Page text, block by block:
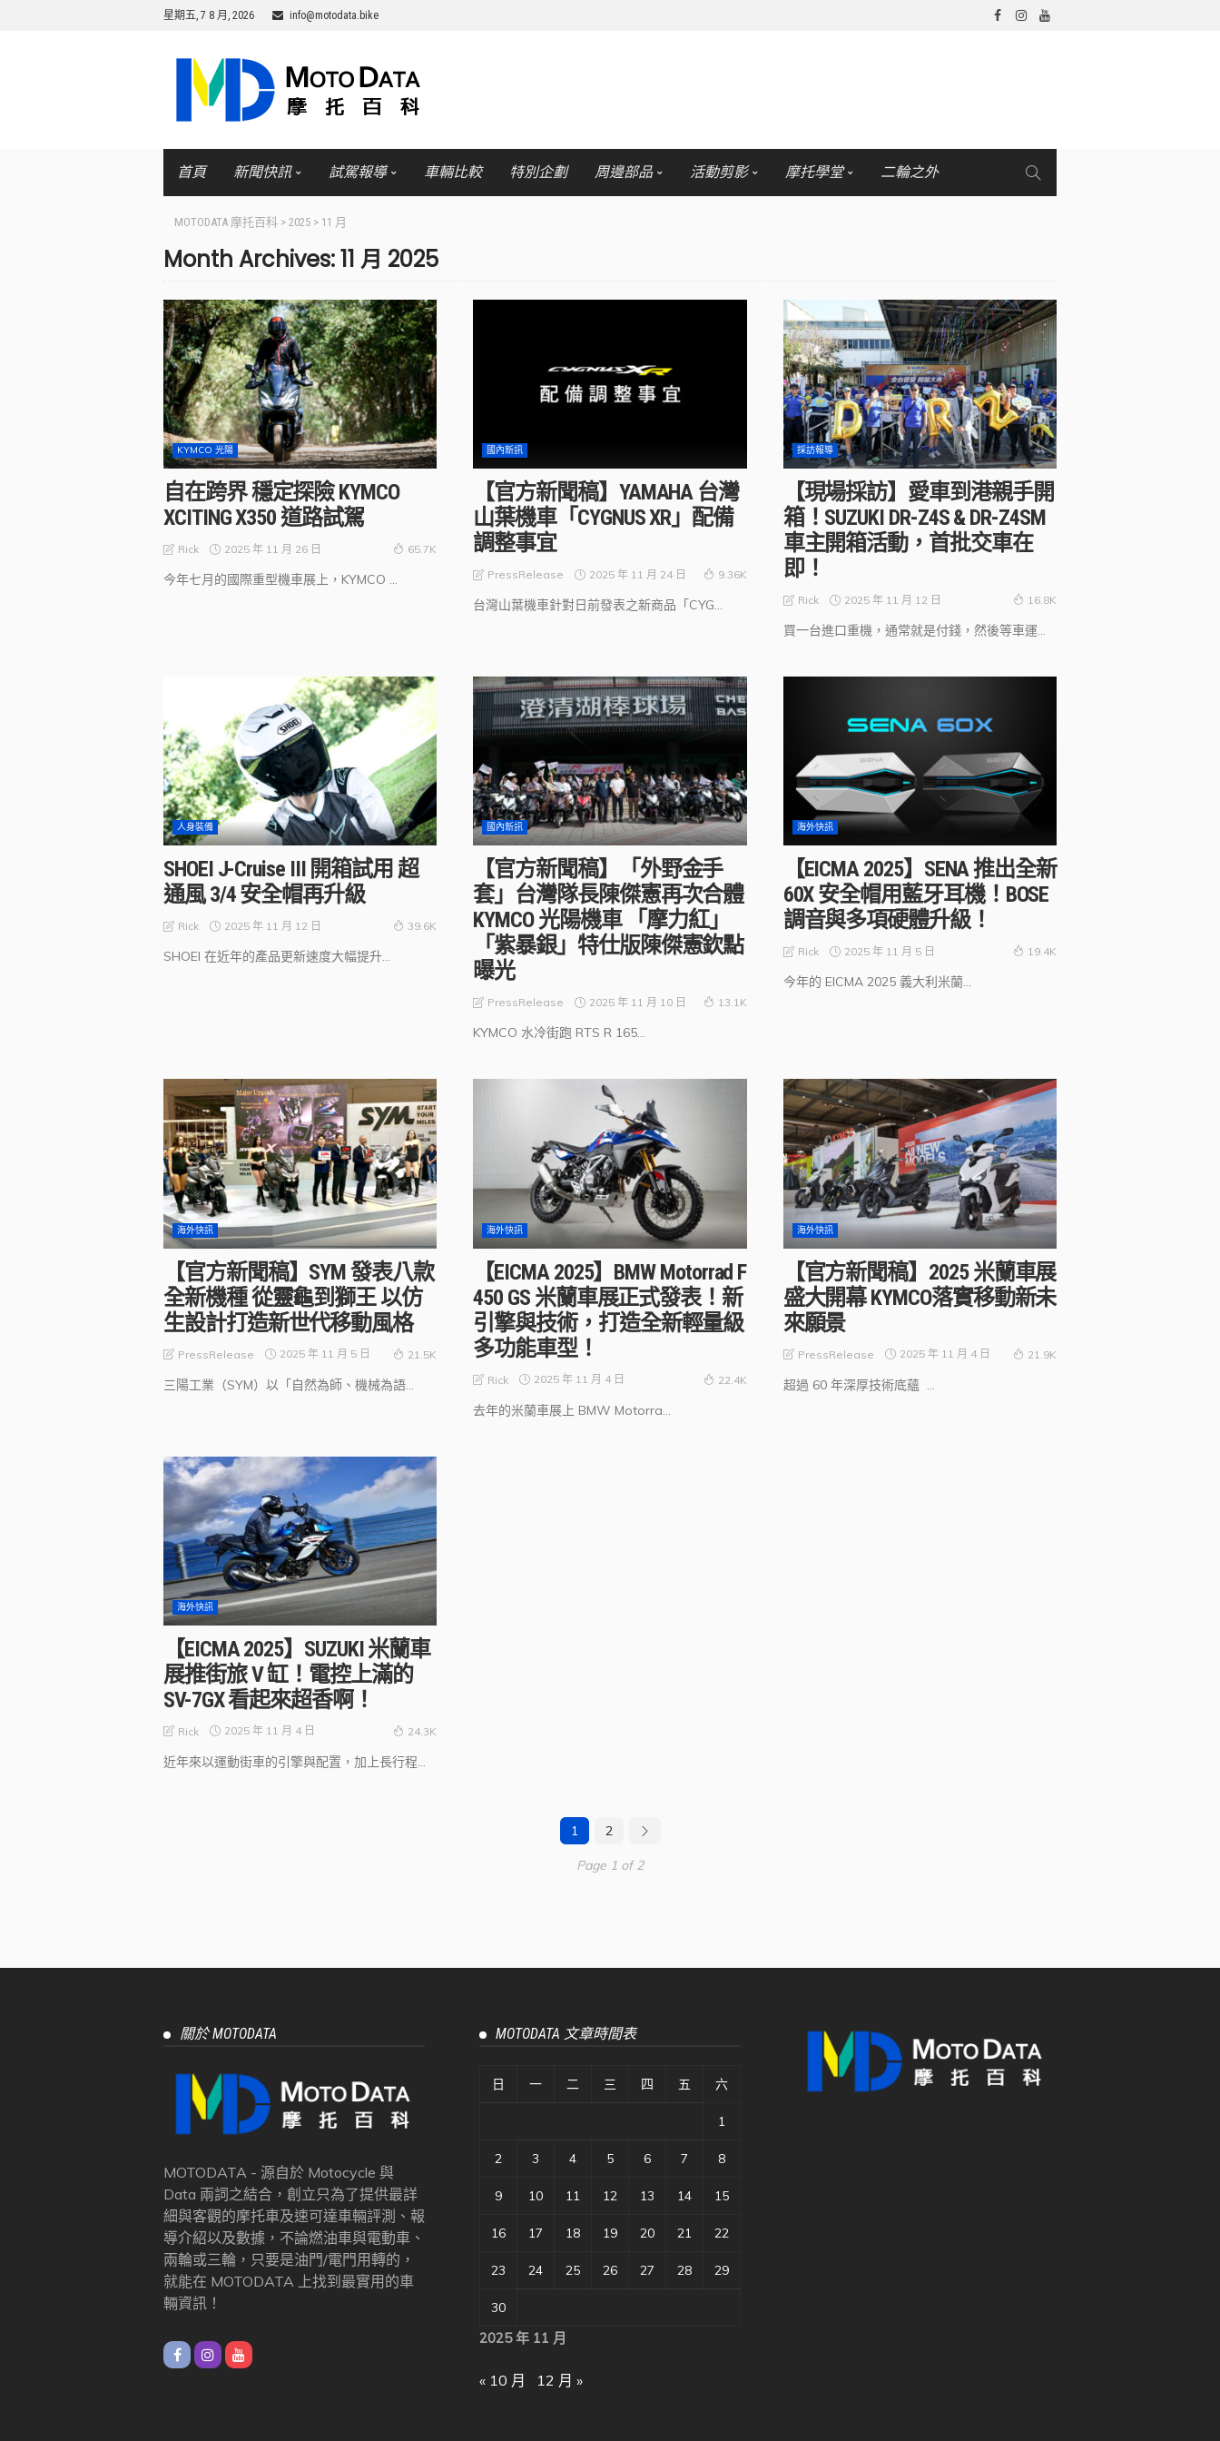
星期五, 7 8 月, 2026 info@motodata.bike
首頁 新聞快訊 試駕報導 車輛比較 特別企劃 周邊部品 活動剪影 摩托學堂 二輪之外
MOTODATA 摩托百科 > 2025 > 11 月
Month Archives: 11 月 2025
KYMCO 光陽
自在跨界 穩定探險 KYMCO
XCITING X350 道路試駕
Rick 2025 年 11 月 26 日 65.7K
今年七月的國際重型機車展上，KYMCO ...
國內新訊
【官方新聞稿】YAMAHA 台灣
山葉機車「CYGNUS XR」配備
調整事宜
PressRelease 2025 年 11 月 24 日 9.36K
台灣山葉機車針對日前發表之新商品「CYG...
採訪報導
【現場採訪】愛車到港親手開
箱！SUZUKI DR-Z4S & DR-Z4SM
車主開箱活動，首批交車在
即！
Rick 2025 年 11 月 12 日 16.8K
買一台進口重機，通常就是付錢，然後等車運...
人身裝備
SHOEI J-Cruise III 開箱試用 超
通風 3/4 安全帽再升級
Rick 2025 年 11 月 12 日 39.6K
SHOEI 在近年的產品更新速度大幅提升...
國內新訊
【官方新聞稿】「外野金手
套」台灣隊長陳傑憲再次合體
KYMCO 光陽機車 「摩力紅」
「紫暴銀」特仕版陳傑憲欽點
曝光
PressRelease 2025 年 11 月 10 日 13.1K
KYMCO 水冷街跑 RTS R 165...
海外快訊
【EICMA 2025】SENA 推出全新
60X 安全帽用藍牙耳機！BOSE
調音與多項硬體升級！
Rick 2025 年 11 月 5 日 19.4K
今年的 EICMA 2025 義大利米蘭...
海外快訊
【官方新聞稿】SYM 發表八款
全新機種 從靈龜到獅王 以仿
生設計打造新世代移動風格
PressRelease 2025 年 11 月 5 日 21.5K
三陽工業（SYM）以「自然為師、機械為語...
海外快訊
【EICMA 2025】BMW Motorrad F
450 GS 米蘭車展正式發表！新
引擎與技術，打造全新輕量級
多功能車型！
Rick 2025 年 11 月 4 日 22.4K
去年的米蘭車展上 BMW Motorra...
海外快訊
【官方新聞稿】2025 米蘭車展
盛大開幕 KYMCO落實移動新未
來願景
PressRelease 2025 年 11 月 4 日 21.9K
超過 60 年深厚技術底蘊 ...
海外快訊
【EICMA 2025】SUZUKI 米蘭車
展推街旅 V 缸！電控上滿的
SV-7GX 看起來超香啊！
Rick 2025 年 11 月 4 日 24.3K
近年來以運動街車的引擎與配置，加上長行程...
1 2
Page 1 of 2
關於 MOTODATA
MOTODATA - 源自於 Motocycle 與
Data 兩詞之結合，創立只為了提供最詳
細與客觀的摩托車及速可達車輛評測、報
導介紹以及數據，不論燃油車與電動車、
兩輪或三輪，只要是油門/電門用轉的，
就能在 MOTODATA 上找到最實用的車
輛資訊！
MOTODATA 文章時間表
2025 年 11 月
日 一 二 三 四 五 六
1
2 3 4 5 6 7 8
9 10 11 12 13 14 15
16 17 18 19 20 21 22
23 24 25 26 27 28 29
30
« 10 月 12 月 »